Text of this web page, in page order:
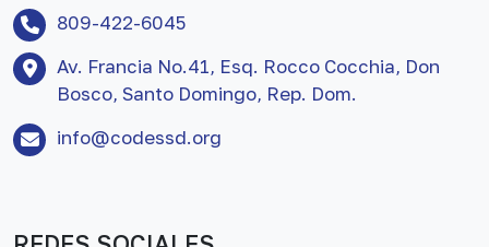
809-422-6045
Av. Francia No.41, Esq. Rocco Cocchia, Don
Bosco, Santo Domingo, Rep. Dom.
info@codessd.org